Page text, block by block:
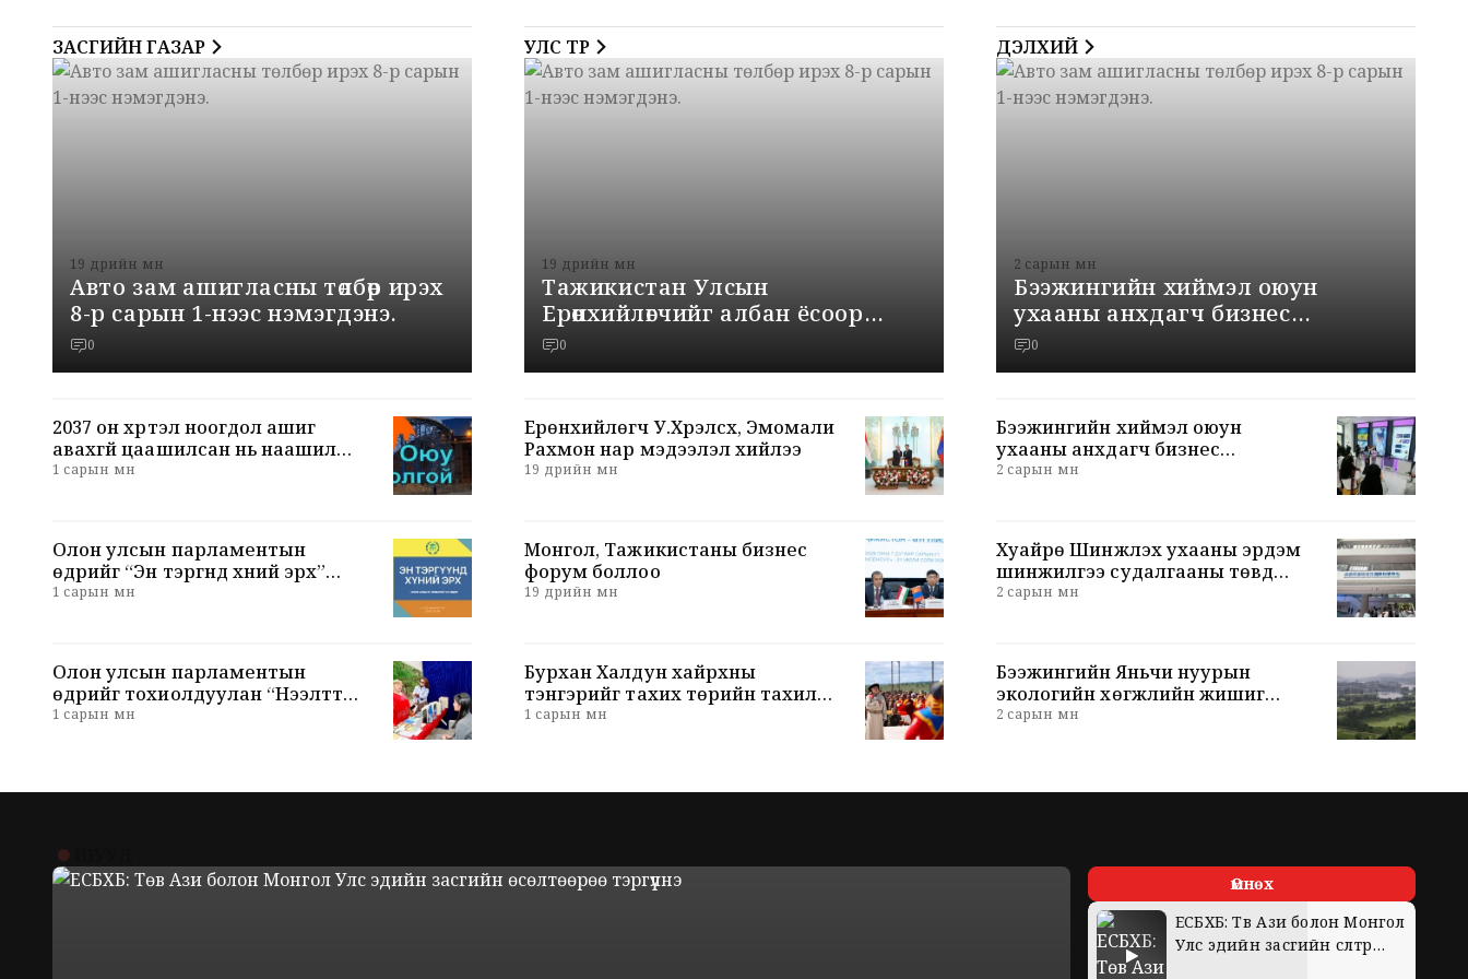
ЗАСГИЙН ГАЗАР
0
Авто зам ашигласны төлбөр ирэх
8-р сарын 1-нээс нэмэгдэнэ.
19 өдрийн өмнө
2037 он хүртэл ноогдол ашиг
авахгүй цаашилсан нь наашилж
2026 он боллоо.
1 сарын өмнө
Олон улсын парламентын
өдрийг “Эн тэргүүнд хүний эрх”
уриатайгаар тэмдэглэнэ
1 сарын өмнө
Олон улсын парламентын
өдрийг тохиолдуулан “Нээлттэй
парламент” явуулын
1 сарын өмнө
УЛС ТӨР
0
Тажикистан Улсын
Ерөнхийлөгчийг албан ёсоор
угтаж авлаа
19 өдрийн өмнө
Ерөнхийлөгч У.Хүрэлсүх, Эмомали
Рахмон нар мэдээлэл хийлээ
19 өдрийн өмнө
Монгол, Тажикистаны бизнес
форум боллоо
19 өдрийн өмнө
Бурхан Халдун хайрхны
тэнгэрийг тахих төрийн тахилга
боллоо
1 сарын өмнө
ДЭЛХИЙ
0
Бээжингийн хиймэл оюун
ухааны анхдагч бизнес
хөгжүүлэгч “Модуль ертөнц” аж
үйлдвэрийн хотхонд зочиллоо
2 сарын өмнө
Бээжингийн хиймэл оюун
ухааны анхдагч бизнес
хөгжүүлэгч “Модуль ертөнц” аж
2 сарын өмнө
Хуайрөү Шинжлэх ухааны эрдэм
шинжилгээ судалгааны төвд
зочиллоо
2 сарын өмнө
Бээжингийн Яньчи нуурын
экологийн хөгжлийн жишиг
бүсэд Монгол сэтгүүлчид зочилов
2 сарын өмнө
ЕСБХБ: Төв Ази болон Монгол
Улс эдийн засгийн өсөлтөөрөө
Өмнөх